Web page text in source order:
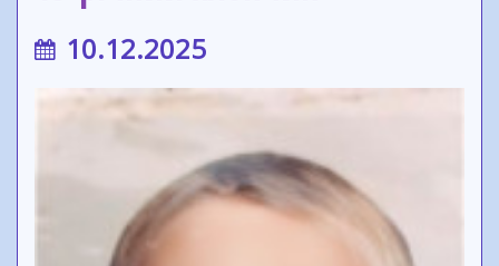
10.12.2025